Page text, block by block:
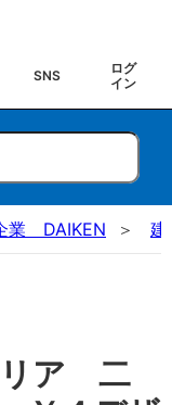
SNS
ログ
イン
業 DAIKEN 建
リア 二